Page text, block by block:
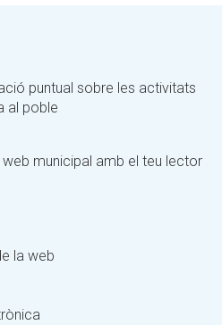
puntual sobre les activitats
al poble
municipal amb el teu lector
la web